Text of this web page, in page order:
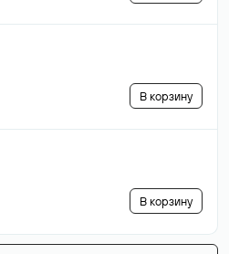
В корзину
В корзину